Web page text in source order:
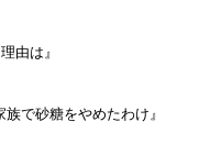
由は』
で砂糖をやめたわけ』